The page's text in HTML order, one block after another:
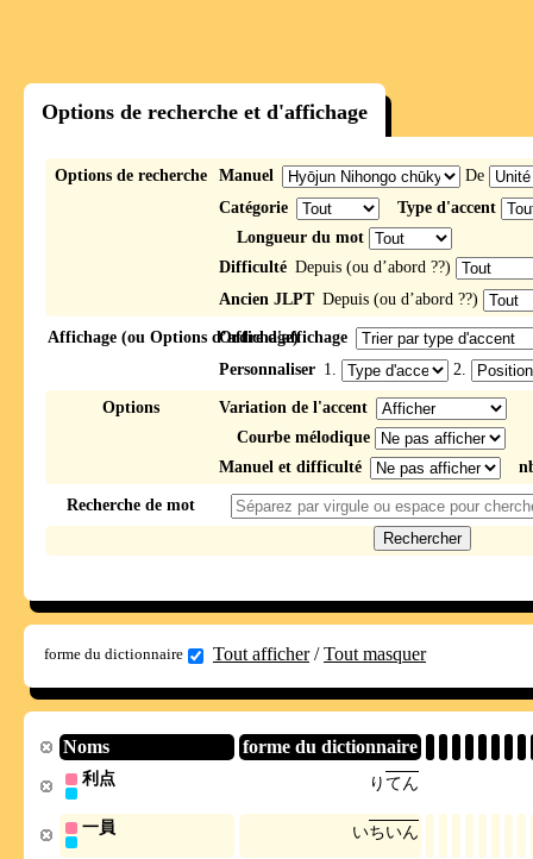
Options de recherche et d'affichage
Options de recherche Manuel
De
Catégorie
Type d'accent
Longueur du mot
Difficulté Depuis (ou d’abord ??)
Ancien JLPT Depuis (ou d’abord ??)
Affichage (ou Options d’affichage)
Ordre d'affichage
Personnaliser 1. 2.
Options
Variation de l'accent
Courbe mélodique
Manuel et difficulté
Recherche de mot
forme du dictionnaire Tout afficher/Tout masquer
Noms forme du dictionnaire
利点 りてん
一員 いちいん